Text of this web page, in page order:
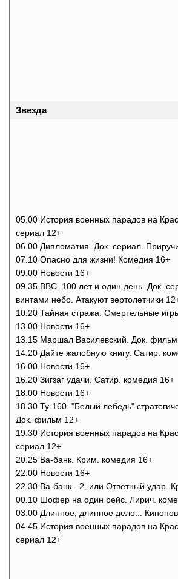
Звезда
05.00 История военных парадов на
сериал 12+
06.00 Дипломатия. Док. сериал.
07.10 Опасно для жизни! Комедия 16+
09.00 Новости 16+
09.35 ВВС. 100 лет и один день. Док.
винтами небо. Атакуют вертолетчики
10.20 Тайная стража. Смертельные
13.00 Новости 16+
13.15 Маршал Василевский. Док.
14.20 Дайте жалобную книгу. Сатир.
16.00 Новости 16+
16.20 Зигзаг удачи. Сатир. комедия 16+
18.00 Новости 16+
18.30 Ту-160. "Белый лебедь"
Док. фильм 12+
19.30 История военных парадов на
сериал 12+
20.25 Ва-банк. Крим. комедия 16+
22.00 Новости 16+
22.30 Ва-банк - 2, или Ответный удар.
00.10 Шофер на один рейс. Лирич.
03.00 Длинное, длинное дело...
04.45 История военных парадов на
сериал 12+